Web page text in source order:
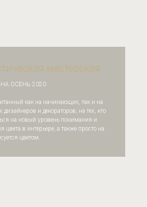
мастерская
ОСЕНЬ 2020
как на начинающих, так и на
и декораторов, на тех, кто
на новый уровень понимания и
цвета в интерьере, а также просто на
цветом.